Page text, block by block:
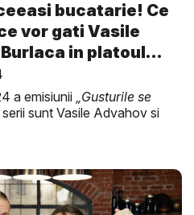
bucatarie! Ce
vor gati Vasile
in platoul
a emisiunii „Gusturile se
sunt Vasile Advahov si